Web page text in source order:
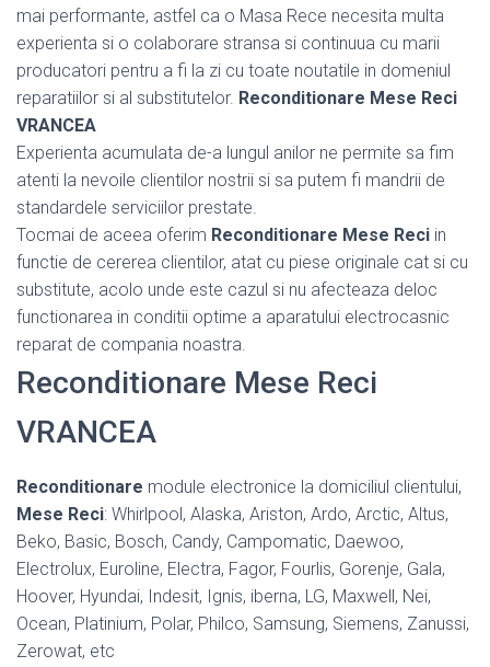
mai performante, astfel ca o Masa Rece necesita multa
experienta si o colaborare stransa si continuua cu marii
producatori pentru a fi la zi cu toate noutatile in domeniul
reparatiilor si al substitutelor. Reconditionare Mese Reci
VRANCEA
Experienta acumulata de-a lungul anilor ne permite sa fim
atenti la nevoile clientilor nostrii si sa putem fi mandrii de
standardele serviciilor prestate.
Tocmai de aceea oferim Reconditionare Mese Reci in
functie de cererea clientilor, atat cu piese originale cat si cu
substitute, acolo unde este cazul si nu afecteaza deloc
functionarea in conditii optime a aparatului electrocasnic
reparat de compania noastra.
Reconditionare Mese Reci
VRANCEA
Reconditionare module electronice la domiciliul clientului,
Mese Reci: Whirlpool, Alaska, Ariston, Ardo, Arctic, Altus,
Beko, Basic, Bosch, Candy, Campomatic, Daewoo,
Electrolux, Euroline, Electra, Fagor, Fourlis, Gorenje, Gala,
Hoover, Hyundai, Indesit, Ignis, iberna, LG, Maxwell, Nei,
Ocean, Platinium, Polar, Philco, Samsung, Siemens, Zanussi,
Zerowat, etc